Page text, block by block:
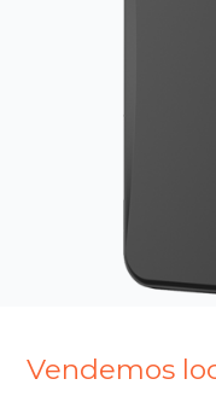
Vendemos